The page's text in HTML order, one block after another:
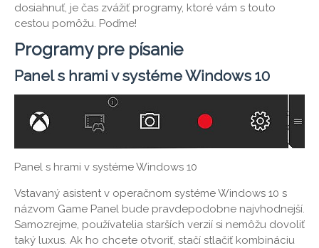
dosiahnuť, je čas zvážiť programy, ktoré vám s touto
cestou pomôžu. Poďme!
Programy pre písanie
Panel s hrami v systéme Windows 10
Panel s hrami v systéme Windows 10
Vstavaný asistent v operačnom systéme Windows 10 s
názvom Game Panel bude pravdepodobne najvhodnejší.
Samozrejme, používatelia starších verzií si nemôžu dovoliť
taký luxus. Ak ho chcete otvoriť, stačí stlačiť kombináciu